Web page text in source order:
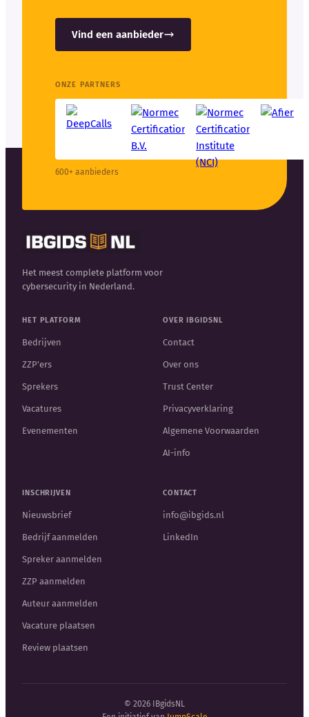
Vind een aanbieder
ONZE PARTNERS
600+ aanbieders
Het meest complete platform voor
cybersecurity in Nederland.
HET PLATFORM
Bedrijven
ZZP'ers
Sprekers
Vacatures
Evenementen
OVER IBGIDSNL
Contact
Over ons
Trust Center
Privacyverklaring
Algemene Voorwaarden
AI-info
INSCHRIJVEN
Nieuwsbrief
Bedrijf aanmelden
Spreker aanmelden
ZZP aanmelden
Auteur aanmelden
Vacature plaatsen
Review plaatsen
CONTACT
info@ibgids.nl
LinkedIn
© 2026 IBgidsNL